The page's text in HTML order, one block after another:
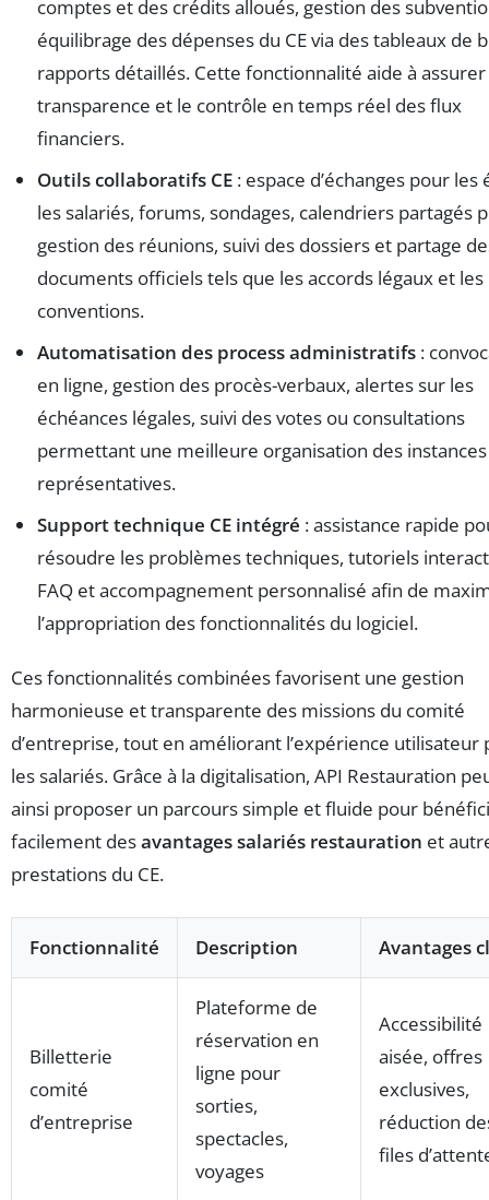
comptes et des crédits alloués, gestion des
équilibrage des dépenses du CE via des tableaux de
rapports détaillés. Cette fonctionnalité aide à assurer
transparence et le contrôle en temps réel des flux
financiers.
Outils collaboratifs CE : espace d’échanges pour les
les salariés, forums, sondages, calendriers partagés
gestion des réunions, suivi des dossiers et partage
documents officiels tels que les accords légaux et les
conventions.
Automatisation des process administratifs :
en ligne, gestion des procès-verbaux, alertes sur les
échéances légales, suivi des votes ou consultations
permettant une meilleure organisation des instances
représentatives.
Support technique CE intégré : assistance rapide
résoudre les problèmes techniques, tutoriels
FAQ et accompagnement personnalisé afin de
l’appropriation des fonctionnalités du logiciel.
Ces fonctionnalités combinées favorisent une gestion
harmonieuse et transparente des missions du comité
d’entreprise, tout en améliorant l’expérience utilisateur
les salariés. Grâce à la digitalisation, API Restauration
ainsi proposer un parcours simple et fluide pour
facilement desavantages salariés restauration et
prestations du CE.
Fonctionnalité Description Avantages
Billetterie
comité
d’entreprise
Plateforme de
réservation en
ligne pour
sorties,
spectacles,
voyages
Accessibilité
aisée, offres
exclusives,
réduction
files